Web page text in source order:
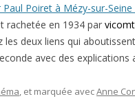
Poiret à Mézy-sur-Seine
rachetée en 1934 par
deux liens qui
avec des explications
, et marquée avecAnne